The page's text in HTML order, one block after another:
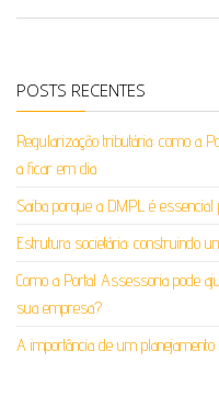
POSTS RECENTES
Regularização tributária: como a
a ficar em dia
Saiba porque a DMPL é
Estrutura societária: construindo
Como a Portal Assessoria pode
sua empresa?
A importância de um